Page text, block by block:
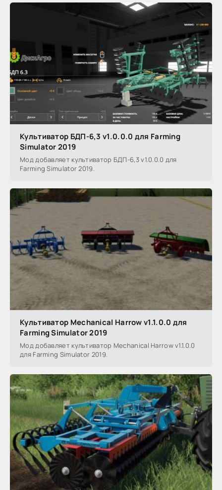
Культиватор БДП-6,3 v1.0.0.0 для Farming
Simulator 2019
Мод добавляет культиватор БДП-6,3 v1.0.0.0 для
Farming Simulator 2019.
Культиватор Mechanical Harrow v1.1.0.0 для
Farming Simulator 2019
Мод добавляет культиватор Mechanical Harrow v1.1.0.0
для Farming Simulator 2019.